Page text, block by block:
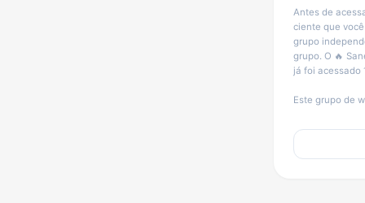
Antes de
ciente que
grupo
grupo. O 🔥
já foi acessado
Este grupo de